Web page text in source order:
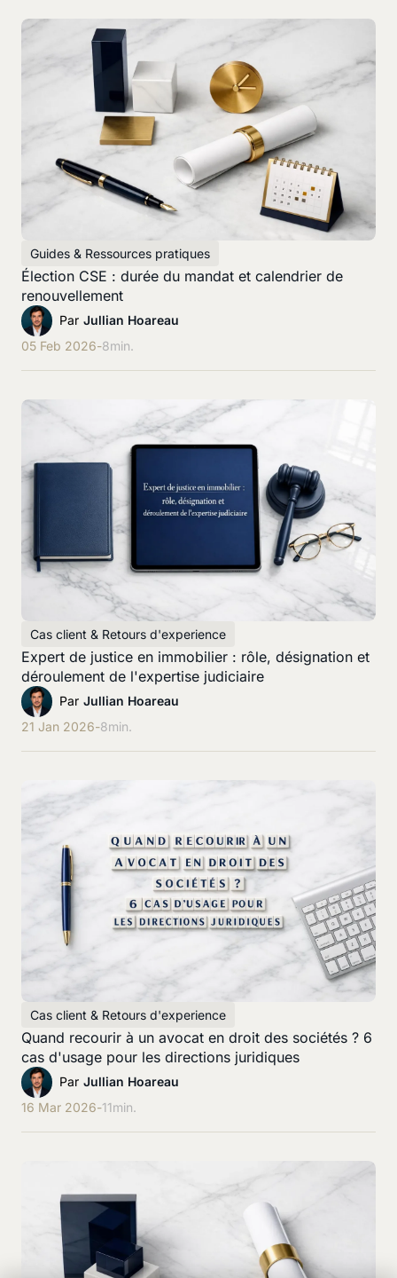
Guides & Ressources pratiques
Élection CSE : durée du mandat et calendrier de
renouvellement
Par Jullian Hoareau
05 Feb 2026-8min.
Cas client & Retours d'experience
Expert de justice en immobilier : rôle, désignation et
déroulement de l'expertise judiciaire
Par Jullian Hoareau
21 Jan 2026-8min.
Cas client & Retours d'experience
Quand recourir à un avocat en droit des sociétés ? 6
cas d'usage pour les directions juridiques
Par Jullian Hoareau
16 Mar 2026-11min.